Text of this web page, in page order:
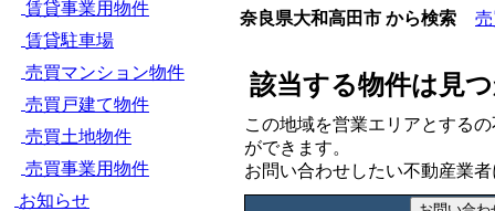
賃貸事業用物件
賃貸駐車場
売買マンション物件
売買戸建て物件
売買土地物件
売買事業用物件
お知らせ
奈良県大和高田市 から検索
該当する物件は見
この地域を営業エリアとする
ができます。
お問い合わせしたい不動産業